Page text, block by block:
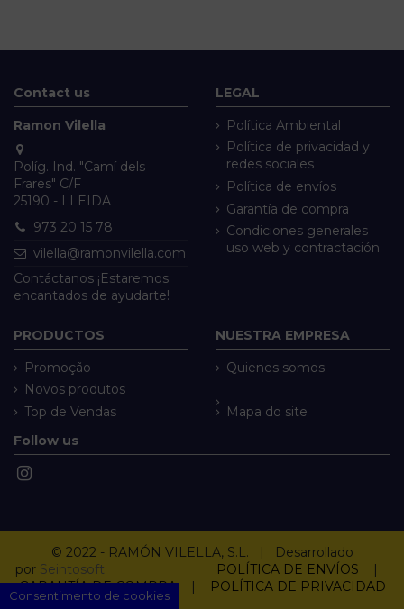
Contact us
Ramon Vilella
Políg. Ind. "Camí dels
Frares" C/F
25190 - LLEIDA
973 20 15 78
vilella@ramonvilella.com
Contáctanos ¡Estaremos
encantados de ayudarte!
LEGAL
Política Ambiental
Política de privacidad y
redes sociales
Política de envíos
Garantía de compra
Condiciones generales
uso web y contractación
PRODUCTOS
Promoção
Novos produtos
Top de Vendas
NUESTRA EMPRESA
Quienes somos
Mapa do site
Follow us
© 2022 - RAMÓN VILELLA, S.L. | Desarrollado
por Seintosoft POLÍTICA DE ENVÍOS
|
GARANTÍA DE COMPRA| POLÍTICA DE PRIVACIDAD
Consentimento de cookies